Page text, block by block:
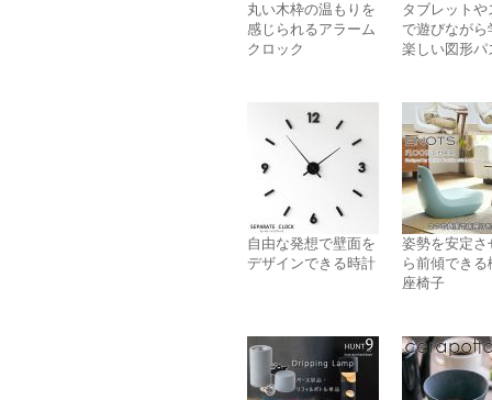
丸い木枠の温もりを
感じられるアラーム
クロック
タブレットや
で遊びながら
楽しい図形パ
自由な発想で壁面を
デザインできる時計
姿勢を安定さ
ら前傾できる
座椅子